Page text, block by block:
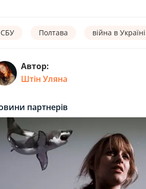
СБУ Полтава війна в Україні
Автор:
Штін Уляна